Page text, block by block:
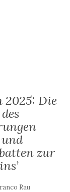
2025: Die
zur
Rau